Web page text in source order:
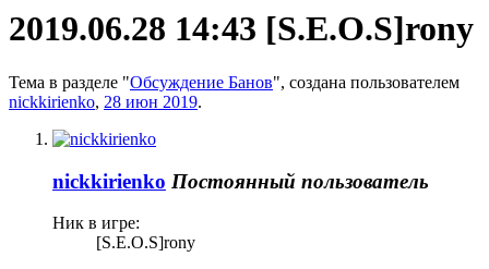
2019.06.28 14:43 [S.E.O.S]rony
Тема в разделе "Обсуждение Банов", создана пользователем
nickkirienko, 28 июн 2019.
nickkirienko Постоянный пользователь
Ник в игре:
[S.E.O.S]rony